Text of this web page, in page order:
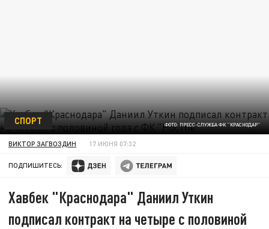
ФОТО: ПРЕСС-СЛУЖБА ФК "КРАСНОДАР"
СПОРТ
ВИКТОР ЗАГВОЗДИН 17 ИЮНЯ 07:32
ПОДПИШИТЕСЬ:
Хавбек "Краснодара" Даниил Уткин
подписал контракт на четыре с половиной